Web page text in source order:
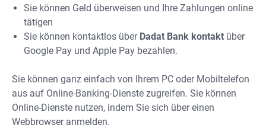
Sie können Geld überweisen und Ihre Zahlungen online
tätigen
Sie können kontaktlos über Dadat Bank kontakt über
Google Pay und Apple Pay bezahlen.
Sie können ganz einfach von Ihrem PC oder Mobiltelefon
aus auf Online-Banking-Dienste zugreifen. Sie können
Online-Dienste nutzen, indem Sie sich über einen
Webbrowser anmelden.